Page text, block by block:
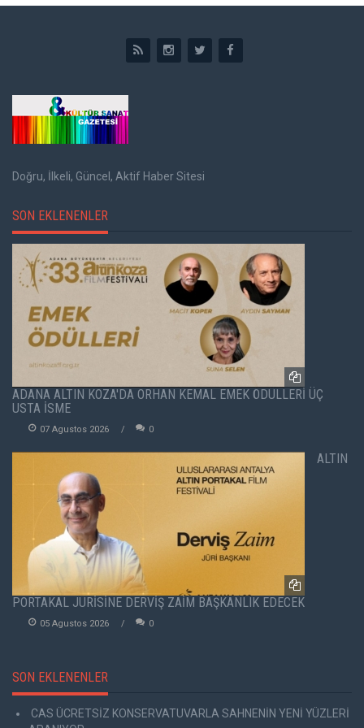
Doğru, İlkeli, Güncel, Aktif Haber Sitesi
SON EKLENENLER
ADANA ALTIN KOZA'DA ORHAN KEMAL EMEK ÖDÜLLERİ ÜÇ
USTA İSME
07 Agustos 2026 0
ALTIN
PORTAKAL JÜRİSİNE DERVİŞ ZAİM BAŞKANLIK EDECEK
05 Agustos 2026 0
SON EKLENENLER
CAS ÜCRETSİZ KONSERVATUVARLA SAHNENİN YENİ YÜZLERİ